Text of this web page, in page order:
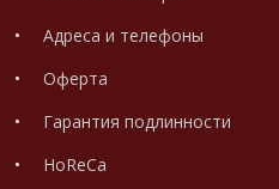
Адреса и телефоны
Оферта
Гарантия подлинности
HoReCa